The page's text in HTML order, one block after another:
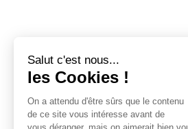
Salut c'est nous...
les Cookies !
On a attendu d'être sûrs que le contenu
de ce site vous intéresse avant de